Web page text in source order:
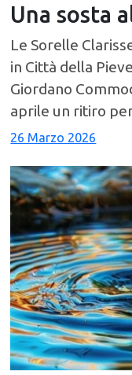
Una sosta
Le Sorelle
in Città della
Giordano
aprile un ritiro
26 Marzo 2026